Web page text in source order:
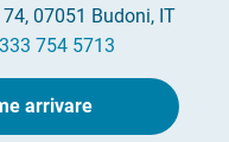
07051 Budoni, IT
754 5713
arrivare